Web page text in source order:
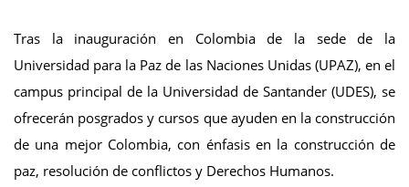
Tras la inauguración en Colombia de la sede de la
Universidad para la Paz de las Naciones Unidas (UPAZ), en el
campus principal de la Universidad de Santander (UDES), se
ofrecerán posgrados y cursos que ayuden en la construcción
de una mejor Colombia, con énfasis en la construcción de
paz, resolución de conflictos y Derechos Humanos.